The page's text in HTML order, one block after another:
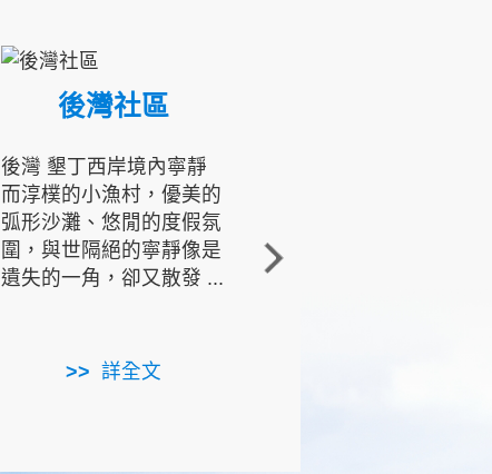
後灣社區
後灣 墾丁西岸境內寧靜
而淳樸的小漁村，優美的
弧形沙灘、悠閒的度假氛
圍，與世隔絕的寧靜像是
遺失的一角，卻又散發 ...
詳全文
角的端點，冬季海浪拍打
著礁岸，旺盛的侵蝕作